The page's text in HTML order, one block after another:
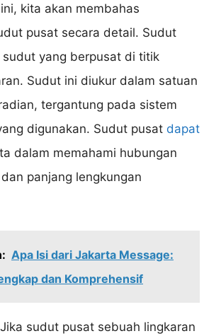
kita akan membahas
pusat secara detail. Sudut
yang berpusat di titik
Sudut ini diukur dalam satuan
tergantung pada sistem
digunakan. Sudut pusat dapat
dalam memahami hubungan
panjang lengkungan
Apa Isi dari Jakarta Message:
dan Komprehensif
sudut pusat sebuah lingkaran